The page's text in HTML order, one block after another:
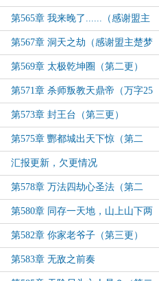
支持）
第565章 我来晚了......（感谢盟主
秃了还是没变强）
第567章 洞天之劫（感谢盟主楚梦
瑶）
第569章 太极乾坤圈（第二更）
第571章 杀师叛教天鼎帝（万字25
天求支持）
第573章 封王台（第三更）
第575章 酆都城出天下惊（第二
更）
汇报更新，欠更情况
第578章 万法四劫心圣法（第二
更）
第580章 同存一天地，山上山下两
世界（第一更）
第582章 你家老爷子（第三更）
第583章 无敌之前奏